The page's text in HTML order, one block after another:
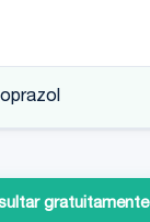
gratuitamente